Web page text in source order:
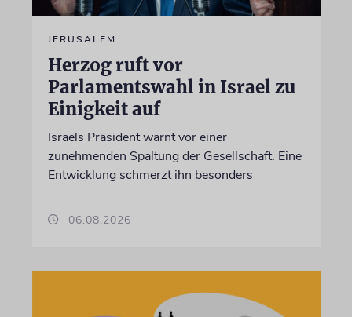
JERUSALEM
Herzog ruft vor
Parlamentswahl in Israel zu
Einigkeit auf
Israels Präsident warnt vor einer
zunehmenden Spaltung der Gesellschaft. Eine
Entwicklung schmerzt ihn besonders
06.08.2026